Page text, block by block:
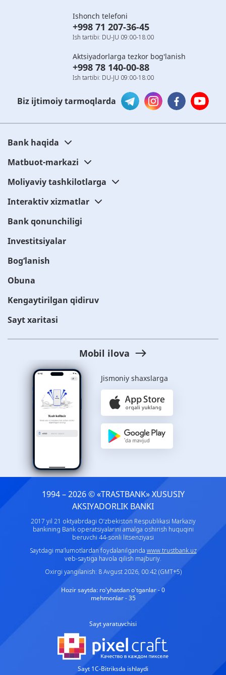
Ishonch telefoni
+998 71 207-36-45
Ish tartibi: DU-JU 09:00-18:00
Aktsiyadorlarga tezkor bog'lanish
+998 78 140-00-88
Ish tartibi: DU-JU 09:00-18:00
Biz ijtimoiy tarmoqlarda
Bank haqida
Matbuot-markazi
Moliyaviy tashkilotlarga
Interaktiv xizmatlar
Bank qonunchiligi
Investitsiyalar
Bog‘lanish
Obuna
Kengaytirilgan qidiruv
Sayt xaritasi
Mobil ilova
Jismoniy shaxslarga
1994 – 2026 © «TRASTBANK» ХUSUSIY
AKSIYADORLIK BANKI
2017 yil 21 oktyabrdagi O‘zbekiston Respublikasi Markaziy
bankining Bank operatsiyalarini amalga oshirish huquqini
beruvchi 44-sonli litsenziyasi
Saytdagi ma’lumotlardan foydalanilganda www.trustbank.uz
veb-saytiga havola qilish majburiy.
Oxirgi yangilanish: 8 Avgust 2026, 00:42 (GMT+5)
Hozir saytda: ro'yhatdan o'tganlar - 0
mehmonlar - 35
Sayt yaratuvchisi